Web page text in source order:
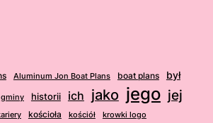
Aluminum Jon Boat Plans boat plans był
gminy historii ich jako jego jej
kościoła kościół krowki logo